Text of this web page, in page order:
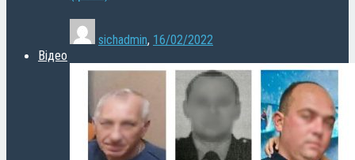
sichadmin, 16/02/2022
Відео